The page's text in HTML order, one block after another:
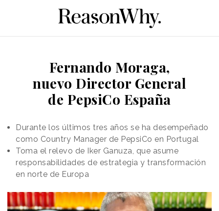
Fernando Moraga,
nuevo Director General
de PepsiCo España
Durante los últimos tres años se ha desempeñado
como Country Manager de PepsiCo en Portugal
Toma el relevo de Iker Ganuza, que asume
responsabilidades de estrategia y transformación
en norte de Europa